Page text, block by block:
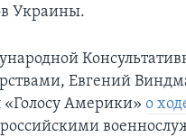
Украины.
Евгений
«Голосу Америки»о